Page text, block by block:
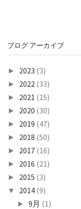
ブログ アーカイブ
► 2023 (3)
► 2022 (33)
► 2021 (15)
► 2020 (30)
► 2019 (47)
► 2018 (50)
► 2017 (16)
► 2016 (21)
► 2015 (3)
▼ 2014 (9)
►9月 (1)